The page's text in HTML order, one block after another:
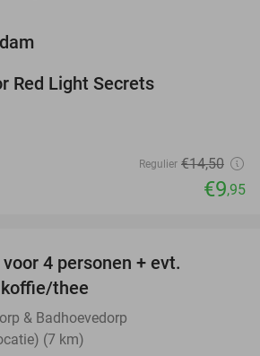
Red Light Secrets
Regulier €14,50
€9,95
4 personen + evt.
thee
& Badhoevedorp
(7 km)